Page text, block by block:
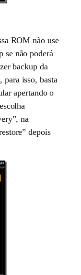
ROM não use
se não poderá
backup da
para isso, basta
apertando o
na
depois